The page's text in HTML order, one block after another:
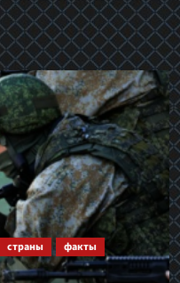
страны
факты